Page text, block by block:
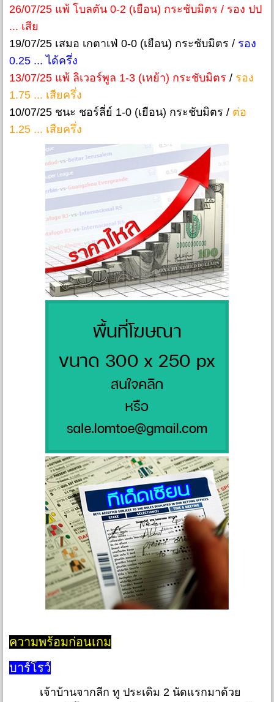
26/07/25 แพ้ โบลตัน 0-2 (เยือน) กระชับมิตร / รอง ปป
... เสีย
19/07/25 เสมอ เกตาเฟ่ 0-0 (เยือน) กระชับมิตร / รอง
0.25 ... ได้ครึ่ง
13/07/25 แพ้ ลิเวอร์พูล 1-3 (เหย้า) กระชับมิตร / รอง
1.75 ... เสียครึ่ง
10/07/25 ชนะ ชอร์ลี่ย์ 1-0 (เยือน) กระชับมิตร / ต่อ
1.25 ... เสียครึ่ง
ความพร้อมก่อนเกม
บาร์โรว์
เจ้าบ้านจากลีก ทู ประเดิม 2 นัดแรกมาด้วย